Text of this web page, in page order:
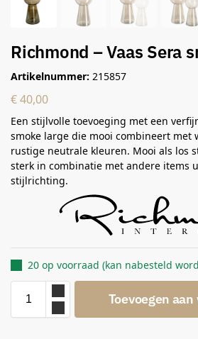
Richmond – Vaas Sera
Artikelnummer: 215857
€40,00
Een stijlvolle toevoeging met een
smoke large die mooi combineert met
rustige neutrale kleuren. Mooi als los
sterk in combinatie met andere items
stijlrichting.
20 op voorraad (kan nabesteld
Toevoegen